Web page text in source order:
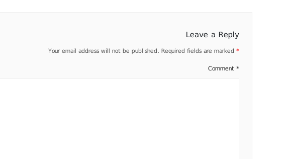
Leave a Reply
Your email address will not be published. Required fields are marked *
Comment *